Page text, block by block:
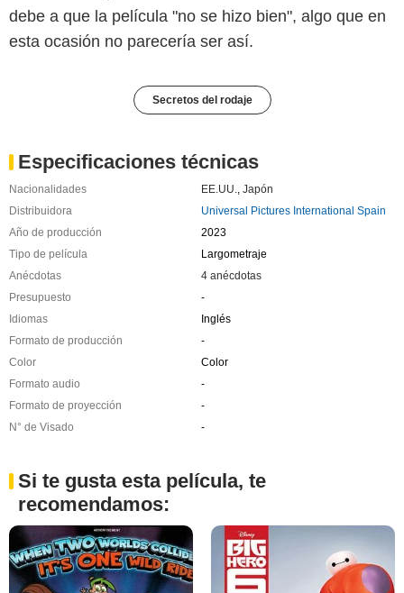
debe a que la película "no se hizo bien", algo que en
esta ocasión no parecería ser así.
Secretos del rodaje
Especificaciones técnicas
Nacionalidades EE.UU., Japón
Distribuidora
Universal Pictures International Spain
Año de producción
2023
Tipo de película
Largometraje
Anécdotas
4 anécdotas
Presupuesto
-
Idiomas
Inglés
Formato de producción
-
Color
Color
Formato audio
-
Formato de proyección
-
N° de Visado
-
Si te gusta esta película, te
recomendamos: